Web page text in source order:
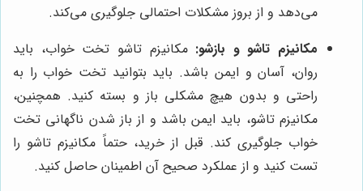
می‌دهد و از بروز مشکلات احتمالی جلوگیری می‌کند.
مکانیزم تاشو و بازشو: مکانیزم تاشو تخت خواب، باید
روان، آسان و ایمن باشد. باید بتوانید تخت خواب را به
راحتی و بدون هیچ مشکلی باز و بسته کنید. همچنین،
مکانیزم تاشو، باید ایمن باشد و از باز شدن ناگهانی تخت
خواب جلوگیری کند. قبل از خرید، حتماً مکانیزم تاشو را
تست کنید و از عملکرد صحیح آن اطمینان حاصل کنید.